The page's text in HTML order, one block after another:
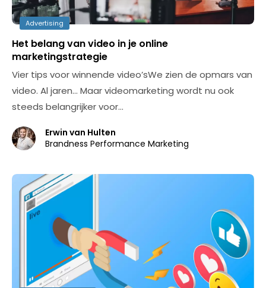
Advertising
Het belang van video in je online
marketingstrategie
Vier tips voor winnende video’sWe zien de opmars van
video. Al jaren… Maar videomarketing wordt nu ook
steeds belangrijker voor…
Erwin van Hulten
Brandness Performance Marketing